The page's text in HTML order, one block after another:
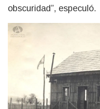
obscuridad”, especuló.